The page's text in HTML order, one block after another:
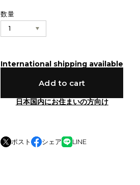
数量
International shipping available
Add to cart
日本国内にお住まいの方向け
ポスト シェア LINE